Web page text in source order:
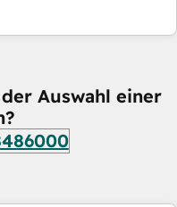
Auswahl einer